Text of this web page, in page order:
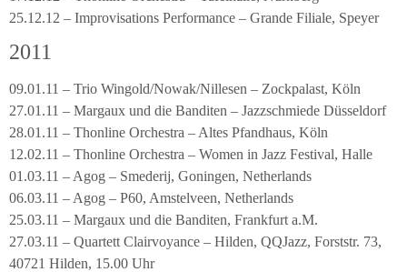
25.12.12 – Improvisations Performance – Grande Filiale, Speyer
2011
09.01.11 – Trio Wingold/Nowak/Nillesen – Zockpalast, Köln
27.01.11 – Margaux und die Banditen – Jazzschmiede Düsseldorf
28.01.11 – Thonline Orchestra – Altes Pfandhaus, Köln
12.02.11 – Thonline Orchestra – Women in Jazz Festival, Halle
01.03.11 – Agog – Smederij, Goningen, Netherlands
06.03.11 – Agog – P60, Amstelveen, Netherlands
25.03.11 – Margaux und die Banditen, Frankfurt a.M.
27.03.11 – Quartett Clairvoyance – Hilden, QQJazz, Forststr. 73,
40721 Hilden, 15.00 Uhr